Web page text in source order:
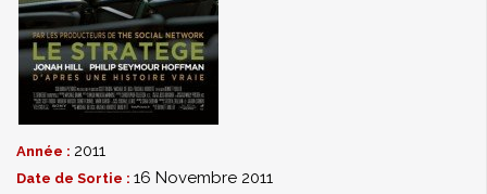
Année : 2011
Date de Sortie : 16 Novembre 2011